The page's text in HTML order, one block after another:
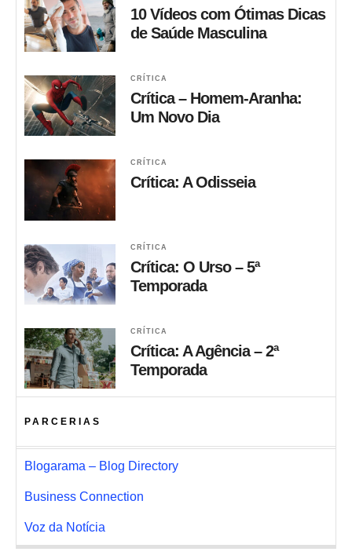
10 Vídeos com Ótimas Dicas
de Saúde Masculina
CRÍTICA
Crítica – Homem-Aranha:
Um Novo Dia
CRÍTICA
Crítica: A Odisseia
CRÍTICA
Crítica: O Urso – 5ª
Temporada
CRÍTICA
Crítica: A Agência – 2ª
Temporada
PARCERIAS
Blogarama – Blog Directory
Business Connection
Voz da Notícia